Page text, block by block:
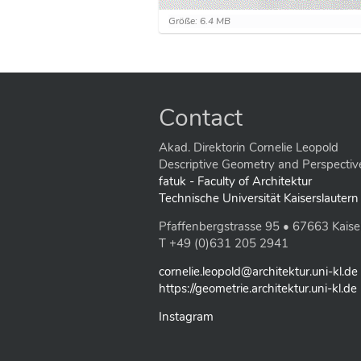
Z
e
e
d
i
v
o
l
e
r
ß
…
Größe: 6.4 MB
Contact
Akad. Direktorin Cornelie Leopold
Descriptive Geometry and
fatuk - Faculty of Architektur
Technische Universität Kaiserslautern
Pfaffenbergstrasse 95 • 67663
T +49 (0)631 205 2941
cornelie.leopold@architektur.uni-kl.de
https://geometrie.architektur.uni-kl.de
Instagram